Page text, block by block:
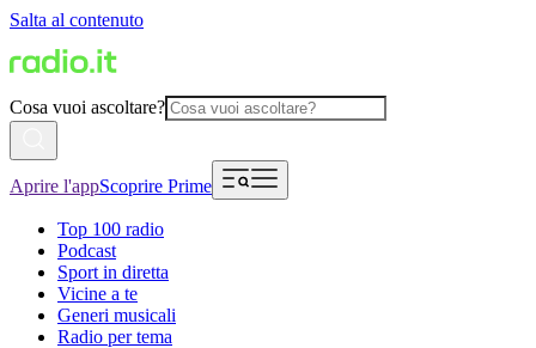
Salta al contenuto
Cosa vuoi ascoltare?
Aprire l'appScoprire Prime
Top 100 radio
Podcast
Sport in diretta
Vicine a te
Generi musicali
Radio per tema